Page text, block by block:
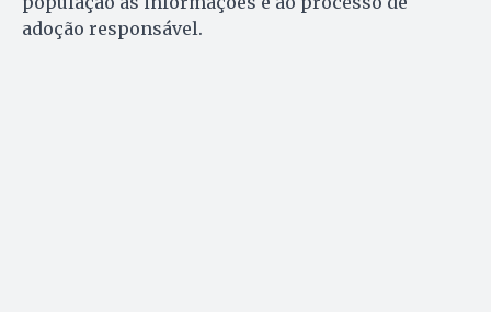
adoção responsável.